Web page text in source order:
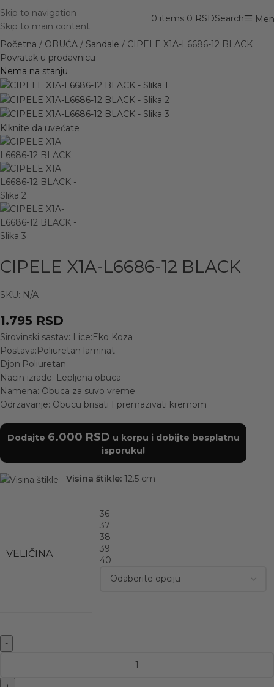
Skip to navigation
Skip to main content
0 items 0 RSDSearch
Početna OBUĆA Sandale
CIPELE X1A-L6686-12 BLACK
Povratak u prodavnicu
Nema na stanju
Klknite da uvećate
CIPELE X1A-L6686-12 BLACK
SKU: N/A
1.795 RSD
Sirovinski sastav: Lice:Eko Koza
Postava:Poliuretan laminat
Djon:Poliuretan
Nacin izrade: Lepljena obuca
Namena: Obuca za suvo vreme
Odrzavanje: Obucu brisati I premazivati kremom
Dodajte 6.000 RSD u korpu i dobijte besplatnu
isporuku!
Visina štikle: 12.5 cm
VELIČINA
36
37
38
39
40